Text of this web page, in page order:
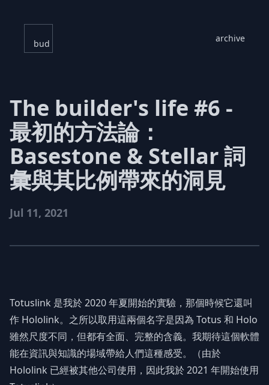
The builder's life #6 -
最初的方法論：
Basestone & Stellar 詞
彙與其比例帶來的洞見
Jul 11, 2021
Totuslink 是我於 2020 年夏開始的實驗，那個時候它還叫
作 Hololink。之所以取用這兩個名字是因為 Totus 和 Holo
雖然尺度不同，但都有全面、完整的含義。我期待這個軟體
能在資訊與知識的場域帶給人們這種感受。（由於
Hololink 已經被其他公司使用，因此我於 2021 年開始使用
bud archive